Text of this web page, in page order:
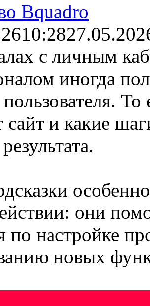
Bquadro
10:28
с личным
иногда
То
сайт и какие
они
по настройке
новых